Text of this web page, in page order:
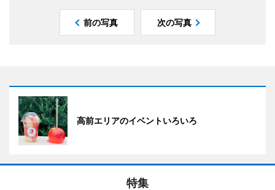
前の写真 次の写真
高前エリアのイベントいろいろ
特集